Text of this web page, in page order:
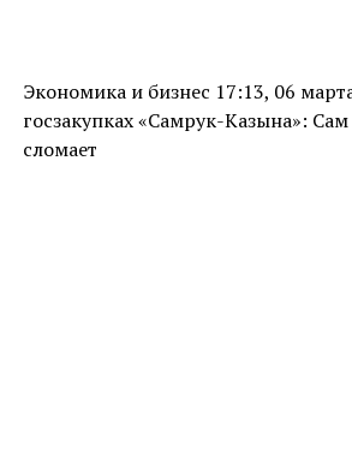
Экономика и бизнес 17:13, 06
госзакупках «Самрук-Казына»:
сломает